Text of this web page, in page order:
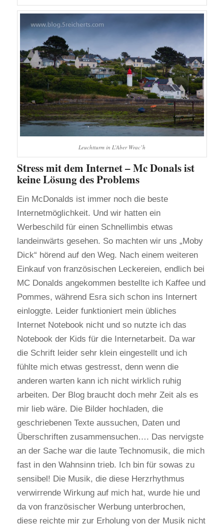
Leuchtturm in L’Aber Wrac’h
Stress mit dem Internet – Mc Donals ist
keine Lösung des Problems
Ein McDonalds ist immer noch die beste
Internetmöglichkeit. Und wir hatten ein
Werbeschild für einen Schnellimbis etwas
landeinwärts gesehen. So machten wir uns „Moby
Dick“ hörend auf den Weg. Nach einem weiteren
Einkauf von französischen Leckereien, endlich bei
MC Donalds angekommen bestellte ich Kaffee und
Pommes, während Esra sich schon ins Internert
einloggte. Leider funktioniert mein übliches
Internet Notebook nicht und so nutzte ich das
Notebook der Kids für die Internetarbeit. Da war
die Schrift leider sehr klein eingestellt und ich
fühlte mich etwas gestresst, denn wenn die
anderen warten kann ich nicht wirklich ruhig
arbeiten. Der Blog braucht doch mehr Zeit als es
mir lieb wäre. Die Bilder hochladen, die
geschriebenen Texte aussuchen, Daten und
Überschriften zusammensuchen…. Das nervigste
an der Sache war die laute Technomusik, die mich
fast in den Wahnsinn trieb. Ich bin für sowas zu
sensibel! Die Musik, die diese Herzrhythmus
verwirrende Wirkung auf mich hat, wurde hie und
da von französischer Werbung unterbrochen,
diese reichte mir zur Erholung von der Musik nicht